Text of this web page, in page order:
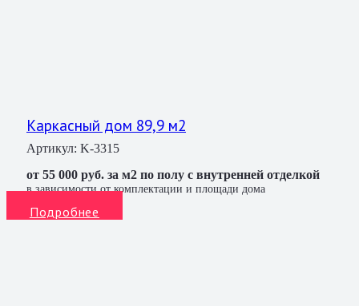
Каркасный дом 89,9 м2
Артикул: K-3315
от 55 000 руб. за м2 по полу с внутренней отделкой
в зависимости от комплектации и площади дома
Подробнее